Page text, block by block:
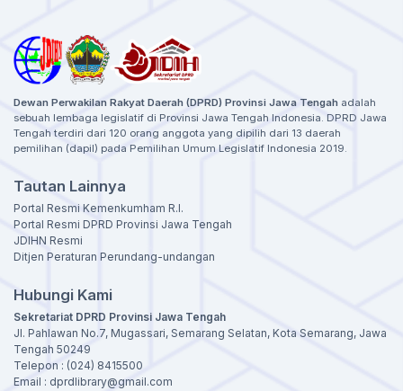
Dewan Perwakilan Rakyat Daerah (DPRD) Provinsi Jawa Tengah adalah
sebuah lembaga legislatif di Provinsi Jawa Tengah Indonesia. DPRD Jawa
Tengah terdiri dari 120 orang anggota yang dipilih dari 13 daerah
pemilihan (dapil) pada Pemilihan Umum Legislatif Indonesia 2019.
Tautan Lainnya
Portal Resmi Kemenkumham R.I.
Portal Resmi DPRD Provinsi Jawa Tengah
JDIHN Resmi
Ditjen Peraturan Perundang-undangan
Hubungi Kami
Sekretariat DPRD Provinsi Jawa Tengah
Jl. Pahlawan No.7, Mugassari, Semarang Selatan, Kota Semarang, Jawa
Tengah 50249
Telepon : (024) 8415500
Email : dprdlibrary@gmail.com